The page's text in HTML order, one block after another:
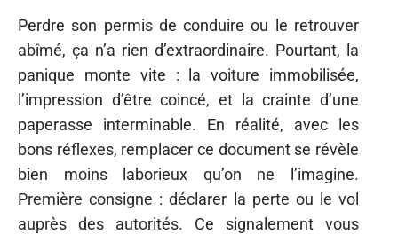
Perdre son permis de conduire ou le retrouver
abîmé, ça n’a rien d’extraordinaire. Pourtant, la
panique monte vite : la voiture immobilisée,
l’impression d’être coincé, et la crainte d’une
paperasse interminable. En réalité, avec les
bons réflexes, remplacer ce document se révèle
bien moins laborieux qu’on ne l’imagine.
Première consigne : déclarer la perte ou le vol
auprès des autorités. Ce signalement vous